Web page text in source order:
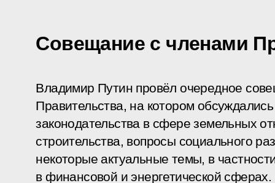
Совещание с членами
Владимир Путин провёл очередное
Правительства, на котором
законодательства в сфере земельных
строительства, вопросы социального
некоторые актуальные темы, в
в финансовой и энергетической сферах.